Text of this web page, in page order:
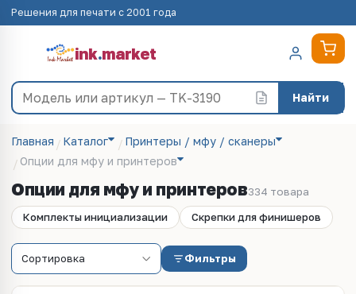
Решения для печати с 2001 года
ink.market
Найти
Главная Каталог
Принтеры / мфу / сканеры
Опции для мфу и принтеров
Опции для мфу и принтеров334 товара
Комплекты инициализации
Скрепки для финишеров
Фильтры